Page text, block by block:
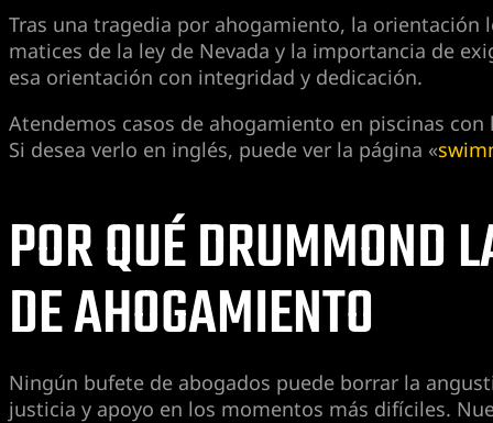
Tras una tragedia por ahogamiento, la orientación
matices de la ley de Nevada y la importancia de
esa orientación con integridad y dedicación.
Atendemos casos de ahogamiento en piscinas
Si desea verlo en inglés, puede ver la página «
POR QUÉ DRUMMOND
DE AHOGAMIENTO
Ningún bufete de abogados puede borrar la
justicia y apoyo en los momentos más difíciles.